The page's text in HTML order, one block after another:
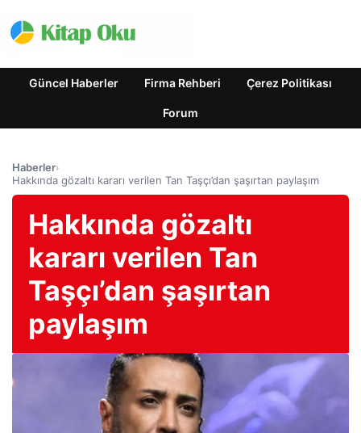
Güncel Haberler Firma Rehberi Çerez Politikası
Forum
Haberler›
Hakkında gözaltı kararı verilen Tan Taşçı’dan şaşırtan paylaşım
Hakkında gözaltı
kararı verilen Tan
Taşçı’dan şaşırtan
paylaşım